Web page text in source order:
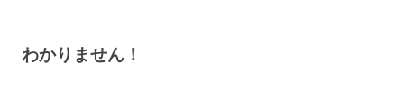
わかりません！